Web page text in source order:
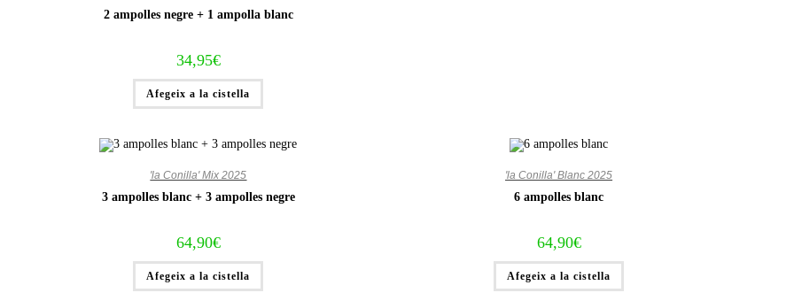
2 ampolles negre + 1 ampolla blanc
34,95€
Afegeix a la cistella
'la Conilla' Mix 2025
3 ampolles blanc + 3 ampolles negre
64,90€
Afegeix a la cistella
'la Conilla' Blanc 2025
6 ampolles blanc
64,90€
Afegeix a la cistella